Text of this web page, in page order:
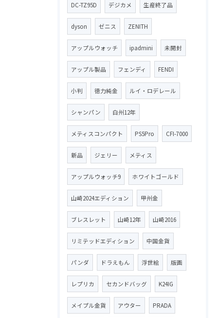
DC-TZ95D デジカメ 生産終了品
dyson ゼニス ZENITH
アップルウォッチ ipadmini 未開封
アップル製品 フェンディ FENDI
小判 徳力純金 ルイ・ロデレール
シャンパン 白州12年
メティスコンパクト PS5Pro CFI-7000
新品 ジェリー メティス
アップルウォッチ9 ホワイトゴールド
山崎2024エディション 甲州金
ブレスレット 山崎12年 山崎2016
リミテッドエディション 中国金貨
パンダ ドラえもん 浮世絵 版画
レプリカ セカンドバッグ K24IG
メイプル金貨 アウター PRADA